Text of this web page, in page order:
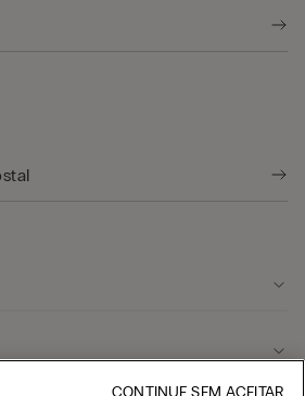
CONTINUE SEM ACEITAR